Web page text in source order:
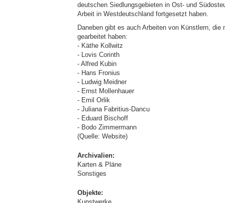
deutschen Siedlungsgebieten in Ost- und
Arbeit in Westdeutschland fortgesetzt haben.
Daneben gibt es auch Arbeiten von Künstlern,
gearbeitet haben:
- Käthe Kollwitz
- Lovis Corinth
- Alfred Kubin
- Hans Fronius
- Ludwig Meidner
- Ernst Mollenhauer
- Emil Orlik
- Juliana Fabritius-Dancu
- Eduard Bischoff
- Bodo Zimmermann
(Quelle: Website)
Archivalien:
Karten & Pläne
Sonstiges
Objekte: